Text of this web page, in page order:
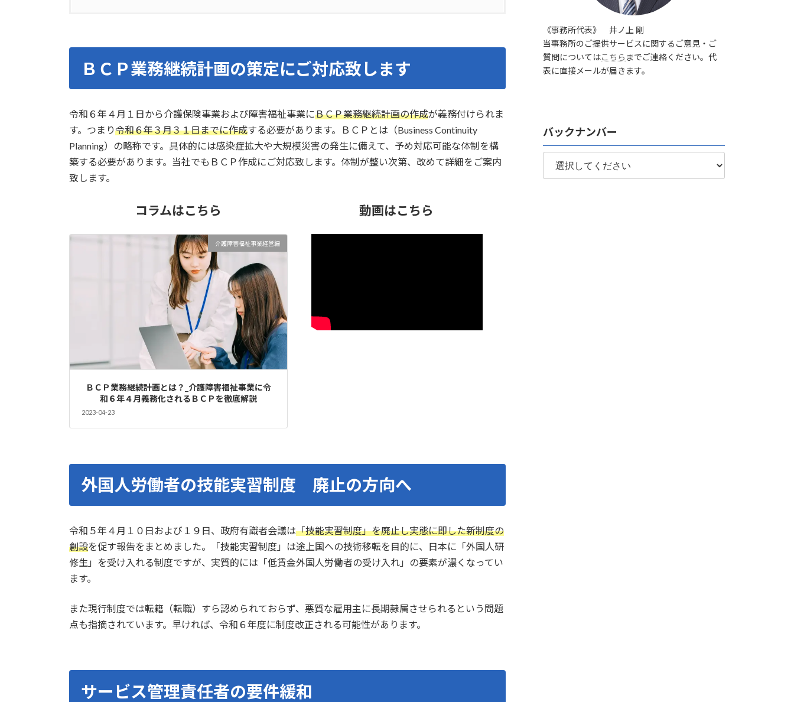
ＢＣＰ業務継続計画の策定にご対応致します
令和６年４月１日から介護保険事業および障害福祉事業にＢＣＰ業務継続計画の作成が義務付けられま
す。つまり令和６年３月３１日までに作成する必要があります。ＢＣＰとは（Business Continuity
Planning）の略称です。具体的には感染症拡大や大規模災害の発生に備えて、予め対応可能な体制を構
築する必要があります。当社でもＢＣＰ作成にご対応致します。体制が整い次第、改めて詳細をご案内
致します。
コラムはこちら
介護障害福祉事業経営編
ＢＣＰ業務継続計画とは？_介護障害福祉事業に令
和６年４月義務化されるＢＣＰを徹底解説
2023-04-23
動画はこちら
外国人労働者の技能実習制度 廃止の方向へ
令和５年４月１０日および１９日、政府有識者会議は「技能実習制度」を廃止し実態に即した新制度の
創設を促す報告をまとめました。「技能実習制度」は途上国への技術移転を目的に、日本に「外国人研
修生」を受け入れる制度ですが、実質的には「低賃金外国人労働者の受け入れ」の要素が濃くなってい
ます。
また現行制度では転籍（転職）すら認められておらず、悪質な雇用主に長期隷属させられるという問題
点も指摘されています。早ければ、令和６年度に制度改正される可能性があります。
サービス管理責任者の要件緩和
《事務所代表》 井ノ上 剛
当事務所のご提供サービスに関するご意見・ご
質問についてはこちら までご連絡ください。代
表に直接メールが届きます。
バックナンバー